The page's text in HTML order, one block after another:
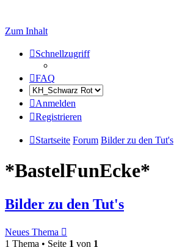
Zum Inhalt
Schnellzugriff
FAQ
Anmelden
Registrieren
Startseite Forum Bilder zu den Tut's
*BastelFunEcke*
Bilder zu den Tut's
Neues Thema
1 Thema • Seite 1 von 1